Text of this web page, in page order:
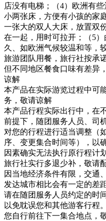
店没有电梯；（4）欧洲有
小两张床，方便有小孩的家
一张大的双人大床，放置双
在一起，用时可拉开；（5
久、如欧洲气候较温和等，
旅游团队用餐，旅行社按承
但不同地区餐食口味有差异
谅解
本产品在实际游览过程中可
务，敬请谅解
本产品行程实际出行中，在
前提下，随团服务人员、司
对您的行程进行适当调整（
序、变更集合时间等），以
因素确实无法执行原行程计
旅行社实行多退少补，敬请配
因当地经济条件有限，交通
发达城市相比会有一定的差
请在随团服务人员约定的时
以免耽误您和其他游客行程
您自行前往下一集合地点，